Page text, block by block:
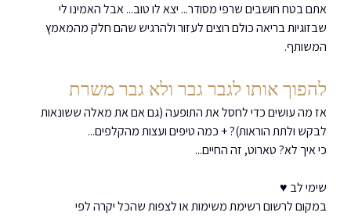
אתם בטח חושבים שרפי מסודר... יצא לו טוב... אבל האמינו לי
שבזוגיות בריאה כולם רוצים לעזור ולהרגיש שהם חלק מהמאמץ
המשותף.
להפוך אותו לגבר גבר ולא גבר משרת
אז מה עושים כדי לחסל את התופעה (גם אם את מאלה ששונאות
לבקש ולתת הוראות)? + כמה טיפים ועצות מהקלפים...
כי איך לא? טארוט, זה החיים...
שימי לב ♥
במקום לרשום רשימת משימות או לצפות שהכל יקרה לפי